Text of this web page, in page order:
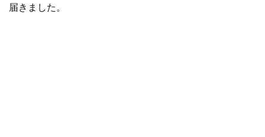
届きました。